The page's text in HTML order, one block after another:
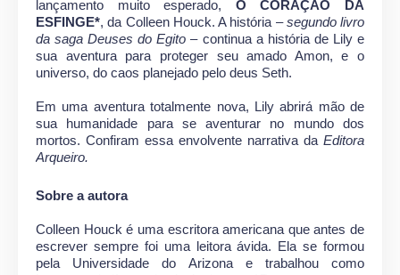
lançamento muito esperado, O CORAÇÃO DA
ESFINGE*, da Colleen Houck. A história –segundo livro
da saga Deuses do Egito – continua a história de Lily e
sua aventura para proteger seu amado Amon, e o
universo, do caos planejado pelo deus Seth.
Em uma aventura totalmente nova, Lily abrirá mão de
sua humanidade para se aventurar no mundo dos
mortos. Confiram essa envolvente narrativa da Editora
Arqueiro.
Sobre a autora
Colleen Houck é uma escritora americana que antes de
escrever sempre foi uma leitora ávida. Ela se formou
pela Universidade do Arizona e trabalhou como